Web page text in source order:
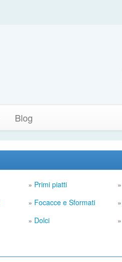
Blog
» Primi piatti »
» Focacce e Sformati »
» Dolci »